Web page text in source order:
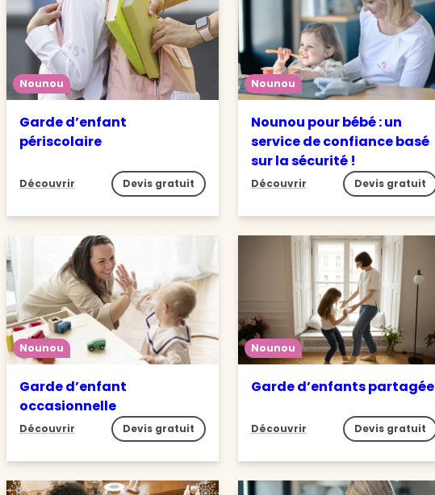
Nounou
Garde d’enfant
périscolaire
Découvrir Devis gratuit
Nounou
Nounou pour bébé : un
service de confiance basé
sur la sécurité !
Découvrir Devis gratuit
Nounou
Garde d’enfant
occasionnelle
Découvrir Devis gratuit
Nounou
Garde d’enfants partagée
Découvrir Devis gratuit